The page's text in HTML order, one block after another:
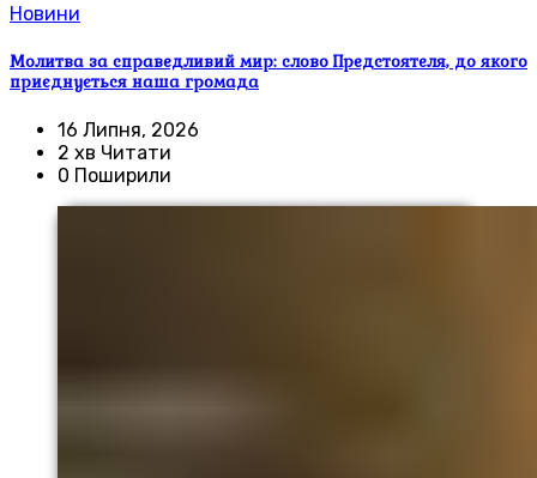
Новини
Молитва за справедливий мир: слово Предстоятеля, до якого
приєднується наша громада
16 Липня, 2026
2 хв Читати
0 Поширили